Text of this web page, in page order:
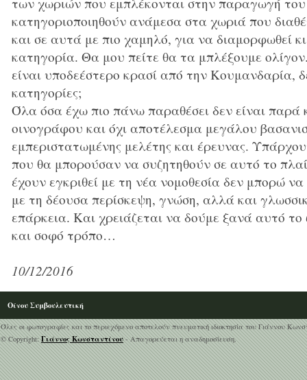
κατηγοριοποιηθούν ανάμεσα στα χωριά που
και σε αυτά με πιο χαμηλό, για να διαμορφωθεί
κατηγορία. Θα μου πείτε θα τα μπλέξουμε
είναι υποδεέστερο κρασί από την Κουμανδαρία,
κατηγορίες;
Όλα όσα έχω πιο πάνω παραθέσει δεν είναι παρά
οινογράφου και όχι αποτέλεσμα μεγάλου
εμπεριστατωμένης μελέτης και έρευνας.
που θα μπορούσαν να συζητηθούν σε αυτό το
έχουν εγκριθεί με τη νέα νομοθεσία δεν μπορώ
με τη δέουσα περίσκεψη, γνώση, αλλά και
επάρκεια. Και χρειάζεται να δούμε ξανά αυτό το
και σοφό τρόπο…
10/12/2016
Οίνου Συμβουλευτική
Όλες οι φωτογραφίες και το περιεχόμενο αποτελούν πνευματική ιδιοκτησία του Γιάννου
© Copyright:Γιάννος Κωνσταντίνου- Απαγορεύεται η αναδημοσίευση.